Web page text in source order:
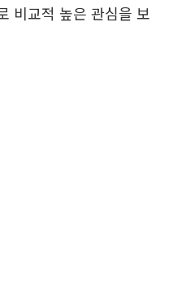
비교적 높은 관심을 보